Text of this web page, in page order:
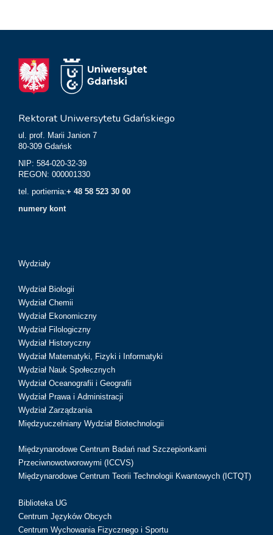
Rektorat Uniwersytetu Gdańskiego
ul. prof. Marii Janion 7
80-309 Gdańsk
NIP: 584-020-32-39
REGON: 000001330
tel. portiernia:+ 48 58 523 30 00
numery kont
Wydziały
Wydział Biologii
Wydział Chemii
Wydział Ekonomiczny
Wydział Filologiczny
Wydział Historyczny
Wydział Matematyki, Fizyki i Informatyki
Wydział Nauk Społecznych
Wydział Oceanografii i Geografii
Wydział Prawa i Administracji
Wydział Zarządzania
Międzyuczelniany Wydział Biotechnologii
Międzynarodowe Centrum Badań nad Szczepionkami
Przeciwnowotworowymi (ICCVS)
Międzynarodowe Centrum Teorii Technologii Kwantowych (ICTQT)
Biblioteka UG
Centrum Języków Obcych
Centrum Wychowania Fizycznego i Sportu